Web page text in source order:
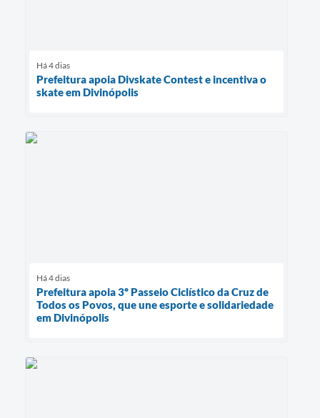
Há 4 dias
Prefeitura apoia Divskate Contest e incentiva o
skate em Divinópolis
Há 4 dias
Prefeitura apoia 3º Passeio Ciclístico da Cruz de
Todos os Povos, que une esporte e solidariedade
em Divinópolis